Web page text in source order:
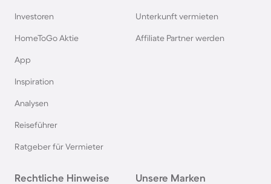
Investoren
HomeToGo Aktie
App
Inspiration
Analysen
Reiseführer
Ratgeber für Vermieter
Unterkunft vermieten
Affiliate Partner werden
Rechtliche Hinweise Unsere Marken